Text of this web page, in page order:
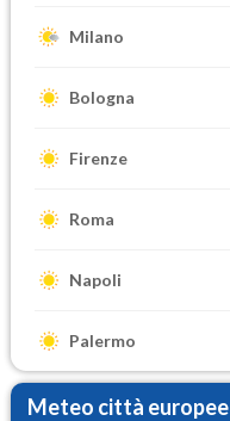
Milano
Bologna
Firenze
Roma
Napoli
Palermo
Meteo città europee